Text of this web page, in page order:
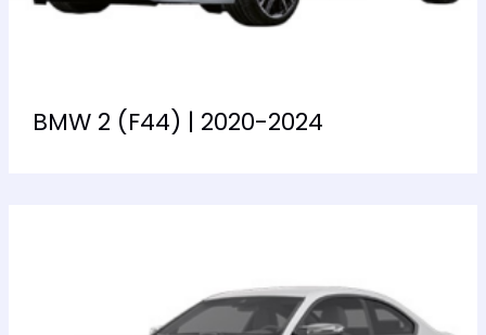
BMW 2 (F44) | 2020-2024